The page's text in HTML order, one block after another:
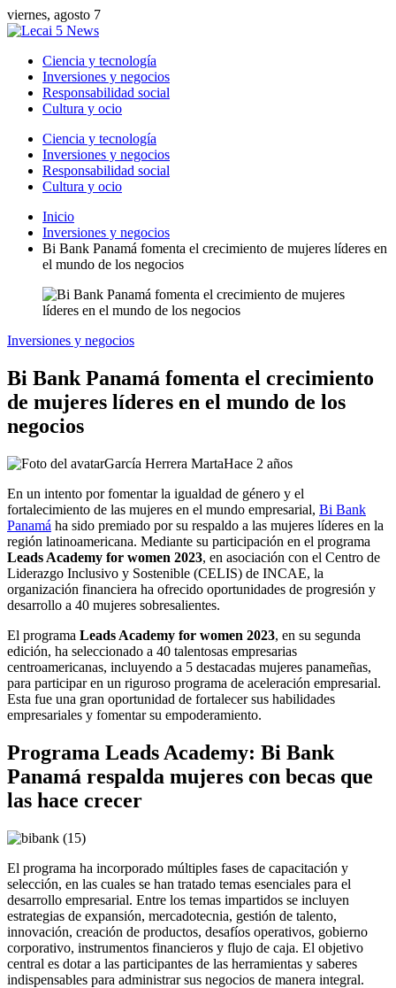
viernes, agosto 7
Ciencia y tecnología
Inversiones y negocios
Responsabilidad social
Cultura y ocio
Ciencia y tecnología
Inversiones y negocios
Responsabilidad social
Cultura y ocio
Inicio
Inversiones y negocios
Bi Bank Panamá fomenta el crecimiento de mujeres líderes en
el mundo de los negocios
Inversiones y negocios
Bi Bank Panamá fomenta el crecimiento
de mujeres líderes en el mundo de los
negocios
García Herrera MartaHace 2 años
En un intento por fomentar la igualdad de género y el
fortalecimiento de las mujeres en el mundo empresarial, Bi Bank
Panamá ha sido premiado por su respaldo a las mujeres líderes en la
región latinoamericana. Mediante su participación en el programa
Leads Academy for women 2023, en asociación con el Centro de
Liderazgo Inclusivo y Sostenible (CELIS) de INCAE, la
organización financiera ha ofrecido oportunidades de progresión y
desarrollo a 40 mujeres sobresalientes.
El programa Leads Academy for women 2023, en su segunda
edición, ha seleccionado a 40 talentosas empresarias
centroamericanas, incluyendo a 5 destacadas mujeres panameñas,
para participar en un riguroso programa de aceleración empresarial.
Esta fue una gran oportunidad de fortalecer sus habilidades
empresariales y fomentar su empoderamiento.
Programa Leads Academy: Bi Bank
Panamá respalda mujeres con becas que
las hace crecer
El programa ha incorporado múltiples fases de capacitación y
selección, en las cuales se han tratado temas esenciales para el
desarrollo empresarial. Entre los temas impartidos se incluyen
estrategias de expansión, mercadotecnia, gestión de talento,
innovación, creación de productos, desafíos operativos, gobierno
corporativo, instrumentos financieros y flujo de caja. El objetivo
central es dotar a las participantes de las herramientas y saberes
indispensables para administrar sus negocios de manera integral.